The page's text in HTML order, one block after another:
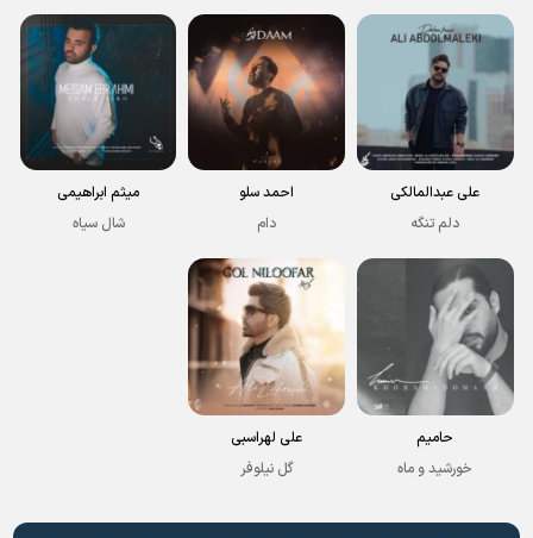
علی عبدالمالکی
دلم تنگه
احمد سلو
دام
میثم ابراهیمی
شال سیاه
حامیم
خورشید و ماه
علی لهراسبی
گل نیلوفر